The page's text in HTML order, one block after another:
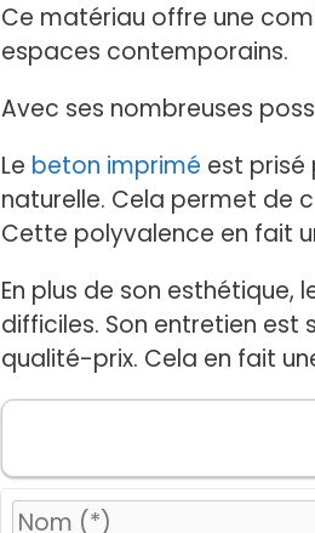
Ce matériau offre une
espaces contemporains.
Avec ses nombreuses
Le beton imprimé est prisé
naturelle. Cela permet de
Cette polyvalence en fait
En plus de son
difficiles. Son entretien
qualité-prix. Cela en fait